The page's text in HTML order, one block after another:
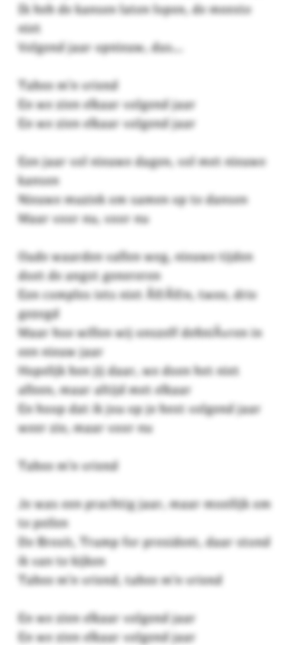
Ik heb de kansen laten lopen, de meeste
niet
Volgend jaar opnieuw, dus...
Tabee m'n vriend
En we zien elkaar volgend jaar
En we zien elkaar volgend jaar
Een jaar vol nieuwe dagen, vol met nieuwe
kansen
Nieuwe muziek om samen op te dansen
Maar voor nu, voor nu
Oude waarden vallen weg, nieuwe tijden
doet de angst genereren
Een complex iets niet Ã©Ã©n, twee, drie
gezegd
Maar hoe willen wij onszelf definiÃ«ren in
een nieuw jaar
Hopelijk ben jij daar, we doen het niet
alleen, maar altijd met elkaar
En hoop dat ik jou op je best volgend jaar
weer zie, maar voor nu
Tabee m'n vriend
Je was een prachtig jaar, maar moeilijk om
te peilen
De Brexit, Trump for president, daar stond
ik van te kijken
Tabee m'n vriend, tabee m'n vriend
En we zien elkaar volgend jaar
En we zien elkaar volgend jaar